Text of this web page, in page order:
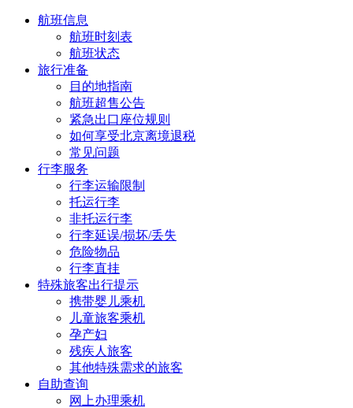
航班信息
航班时刻表
航班状态
旅行准备
目的地指南
航班超售公告
紧急出口座位规则
如何享受北京离境退税
常见问题
行李服务
行李运输限制
托运行李
非托运行李
行李延误/损坏/丢失
危险物品
行李直挂
特殊旅客出行提示
携带婴儿乘机
儿童旅客乘机
孕产妇
残疾人旅客
其他特殊需求的旅客
自助查询
网上办理乘机